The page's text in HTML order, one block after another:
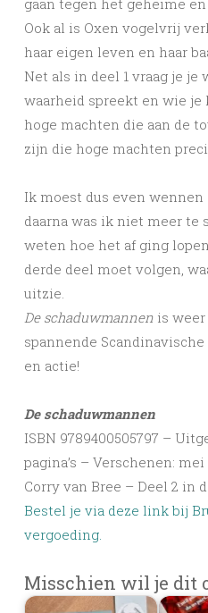
gaan tegen het geheime
Ook al is Oxen vogelvrij
haar eigen leven en haar
Net als in deel 1 vraag je je
waarheid spreekt en wie
hoge machten die aan de
zijn die hoge machten
Ik moest dus even wennen
daarna was ik niet meer te
weten hoe het af ging
derde deel moet volgen,
uitzie.
De schaduwmannen is
spannende
en actie!
De schaduwmannen
ISBN 9789400505797 –
pagina’s – Verschenen:
Corry van Bree – Deel 2 in
Bestel je via deze link bij
vergoeding.
Misschien wil je dit